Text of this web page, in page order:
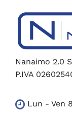
Nanaimo 2.0
P.IVA
Lun - Ven